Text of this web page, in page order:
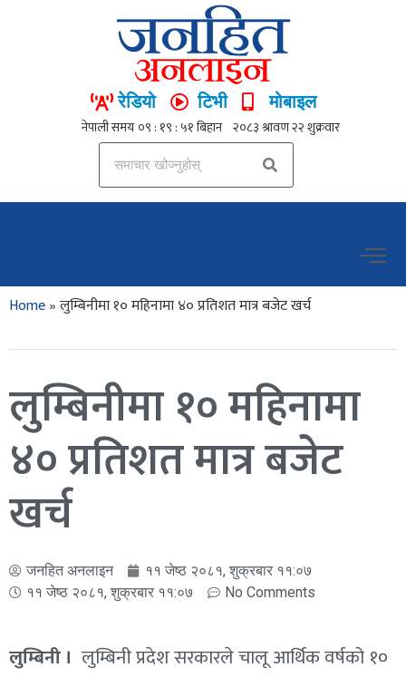
रेडियो टिभी मोबाइल
Home»लुम्बिनीमा १० महिनामा ४० प्रतिशत मात्र बजेट खर्च
लुम्बिनीमा १० महिनामा
४० प्रतिशत मात्र बजेट
खर्च
जनहित अनलाइन
११ जेष्ठ २०८१, शुक्रबार ११:०७
११ जेष्ठ २०८१, शुक्रबार ११:०७
No Comments
लुम्बिनी । लुम्बिनी प्रदेश सरकारले चालू आर्थिक वर्षको १०